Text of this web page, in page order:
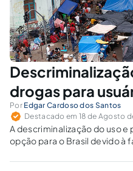
drogas para
Por Edgar Cardoso dos Santos
Destacado em 18 de Agosto
A descriminalização do uso
opção para o Brasil devido à
método preventivo é visto